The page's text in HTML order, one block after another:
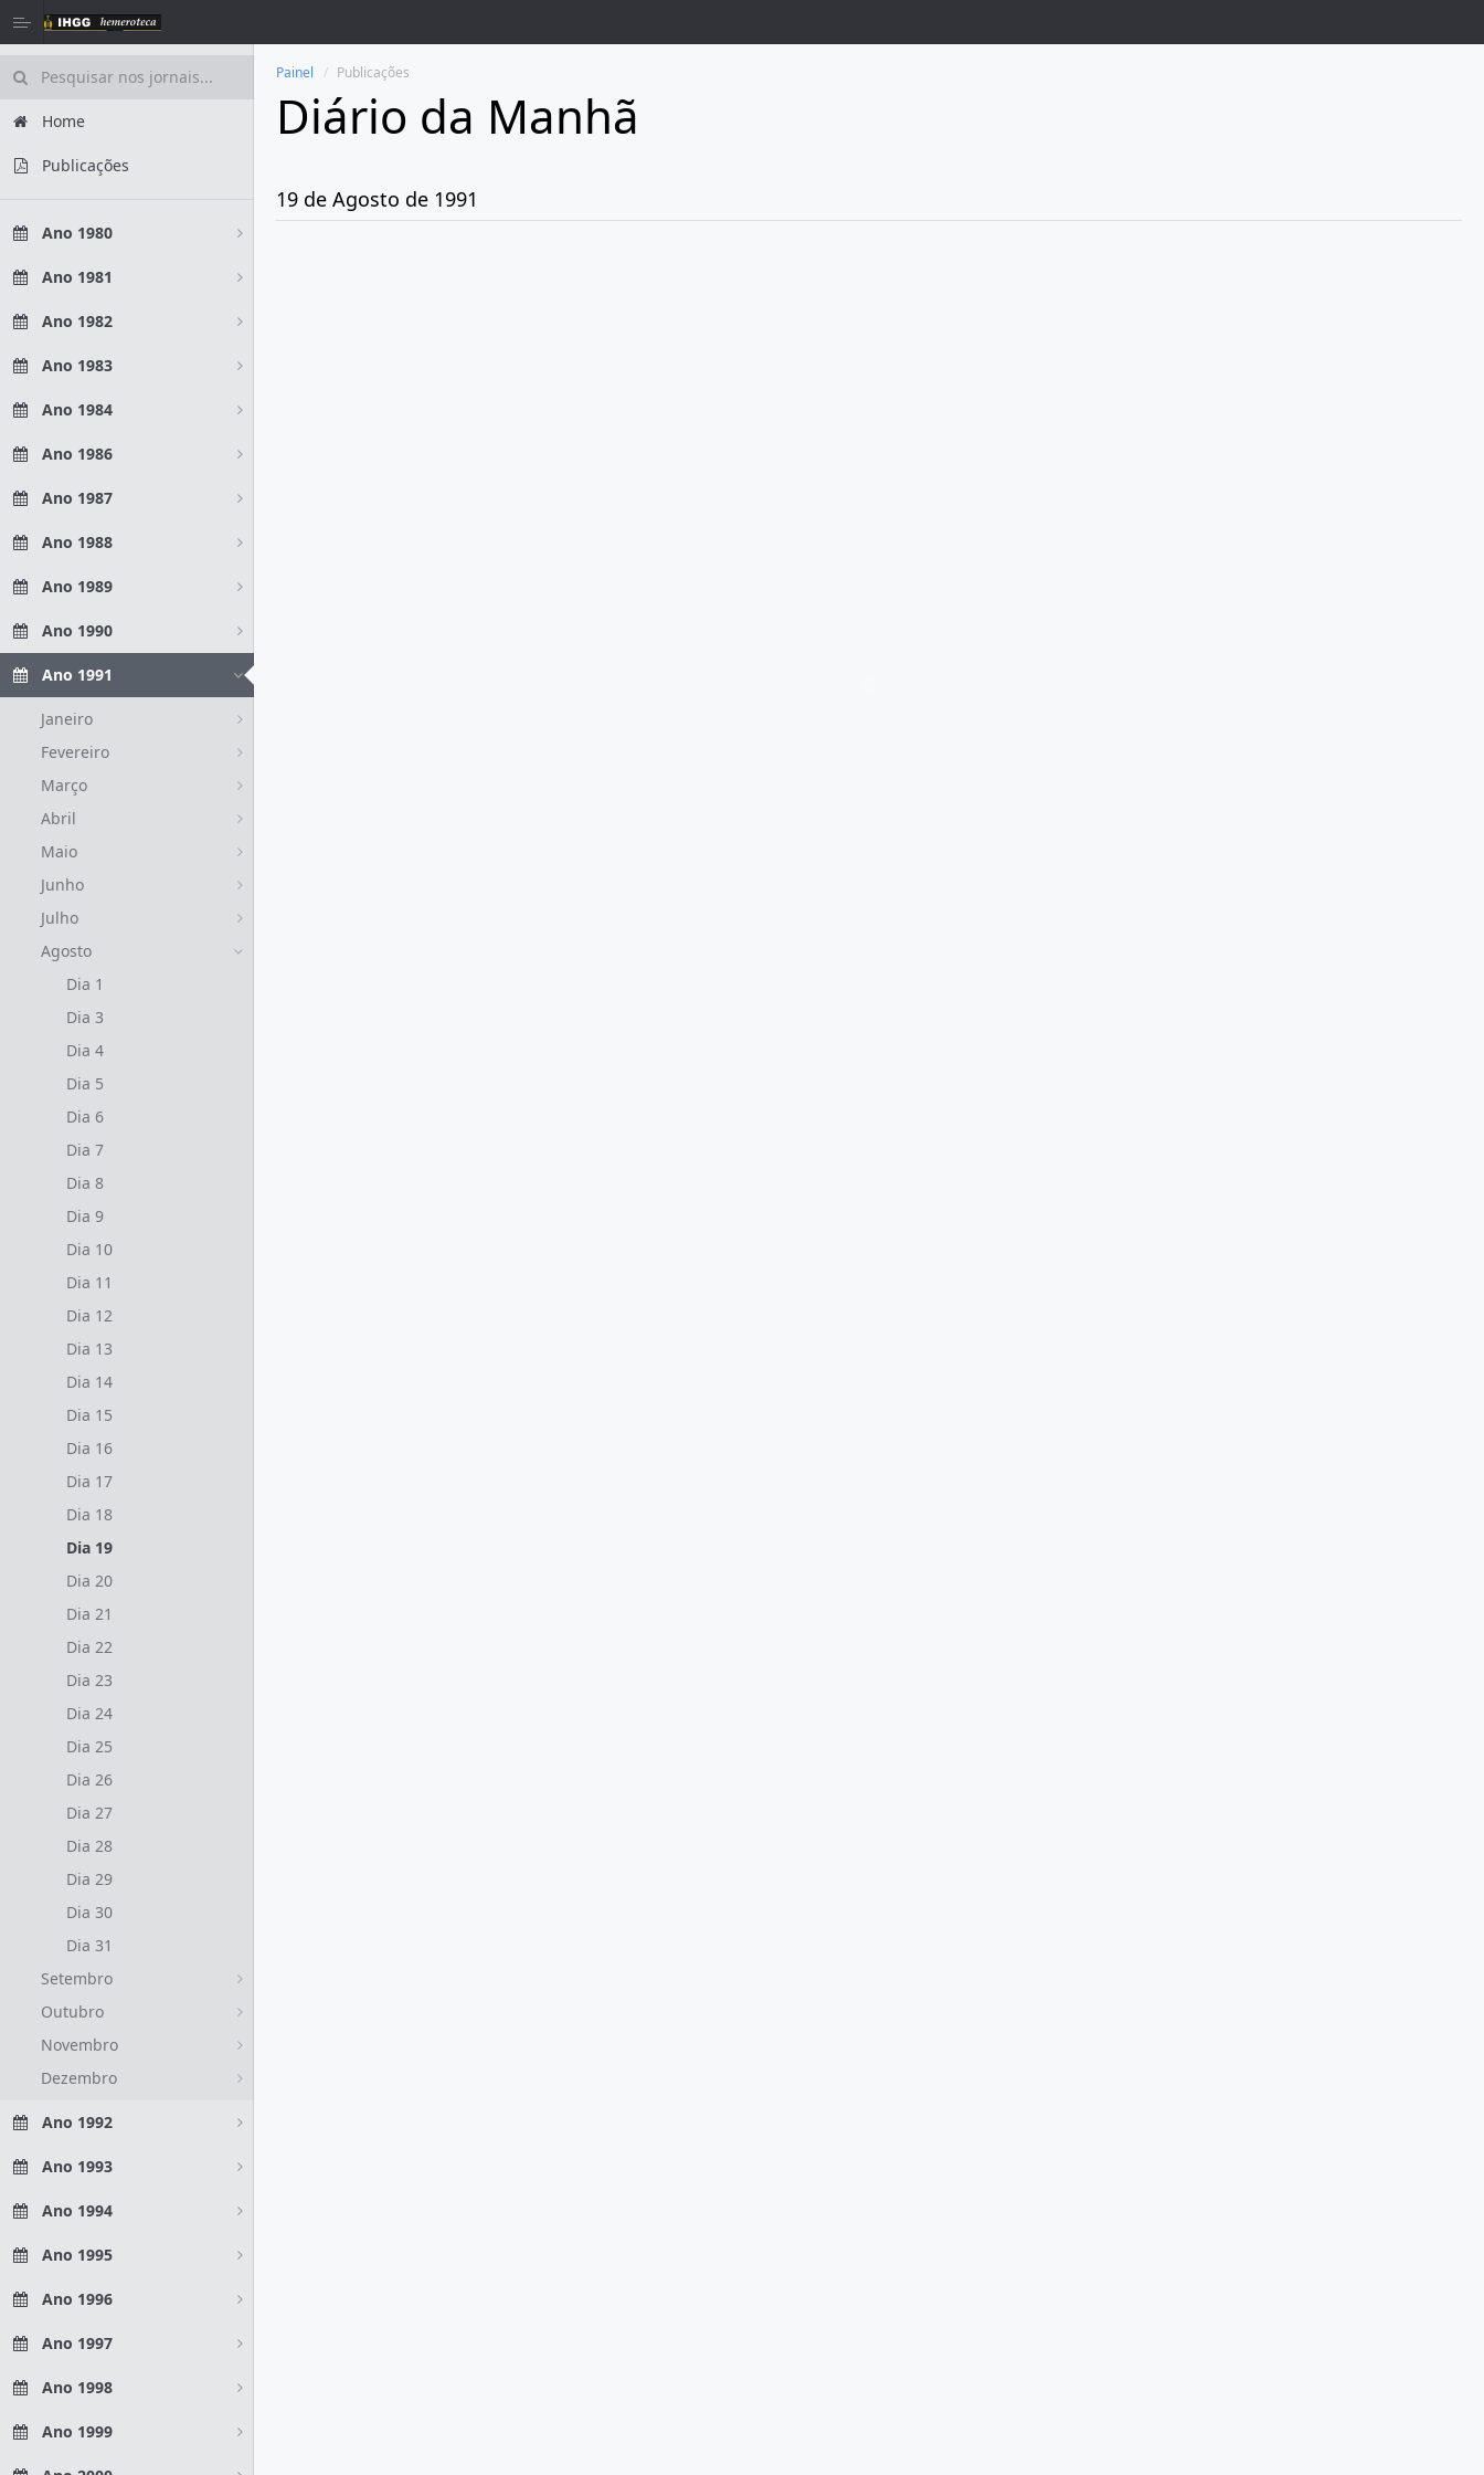
Home
Publicações
Ano 1980
Ano 1981
Ano 1982
Ano 1983
Ano 1984
Ano 1986
Ano 1987
Ano 1988
Ano 1989
Ano 1990
Ano 1991
Janeiro
Fevereiro
Março
Abril
Maio
Junho
Julho
Agosto
Dia 1
Dia 3
Dia 4
Dia 5
Dia 6
Dia 7
Dia 8
Dia 9
Dia 10
Dia 11
Dia 12
Dia 13
Dia 14
Dia 15
Dia 16
Dia 17
Dia 18
Dia 19
Dia 20
Dia 21
Dia 22
Dia 23
Dia 24
Dia 25
Dia 26
Dia 27
Dia 28
Dia 29
Dia 30
Dia 31
Setembro
Outubro
Novembro
Dezembro
Ano 1992
Ano 1993
Ano 1994
Ano 1995
Ano 1996
Ano 1997
Ano 1998
Ano 1999
Painel Publicações
Diário da Manhã
19 de Agosto de 1991